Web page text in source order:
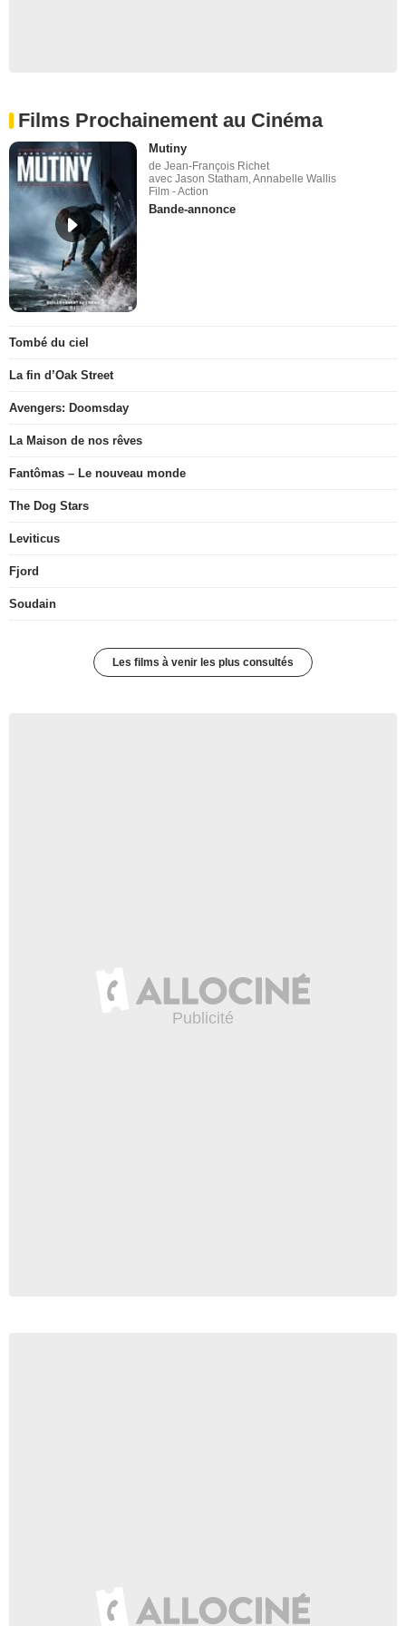
Films Prochainement au Cinéma
Mutiny
de Jean-François Richet
avec Jason Statham, Annabelle Wallis
Film - Action
Bande-annonce
Tombé du ciel
La fin d’Oak Street
Avengers: Doomsday
La Maison de nos rêves
Fantômas – Le nouveau monde
The Dog Stars
Leviticus
Fjord
Soudain
Les films à venir les plus consultés